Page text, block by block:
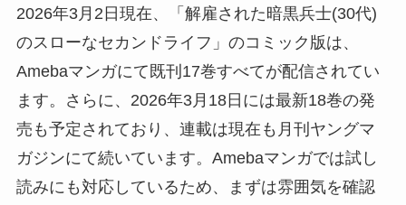
2026年3月2日現在、「解雇された暗黒兵士(30代)
のスローなセカンドライフ」のコミック版は、
Amebaマンガにて既刊17巻すべてが配信されてい
ます。さらに、2026年3月18日には最新18巻の発
売も予定されており、連載は現在も月刊ヤングマ
ガジンにて続いています。Amebaマンガでは試し
読みにも対応しているため、まずは雰囲気を確認